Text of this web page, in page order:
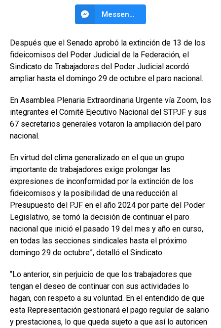
Messenger
Después que el Senado aprobó la extinción de 13 de los
fideicomisos del Poder Judicial de la Federación, el
Sindicato de Trabajadores del Poder Judicial acordó
ampliar hasta el domingo 29 de octubre el paro nacional.
En Asamblea Plenaria Extraordinaria Urgente vía Zoom, los
integrantes el Comité Ejecutivo Nacional del STPJF y sus
67 secretarios generales votaron la ampliación del paro
nacional.
En virtud del clima generalizado en el que un grupo
importante de trabajadores exige prolongar las
expresiones de inconformidad por la extinción de los
fideicomisos y la posibilidad de una reducción al
Presupuesto del PJF en el año 2024 por parte del Poder
Legislativo, se tomó la decisión de continuar el paro
nacional que inició el pasado 19 del mes y año en curso,
en todas las secciones sindicales hasta el próximo
domingo 29 de octubre”, detalló el Sindicato.
“Lo anterior, sin perjuicio de que los trabajadores que
tengan el deseo de continuar con sus actividades lo
hagan, con respeto a su voluntad. En el entendido de que
esta Representación gestionará el pago regular de salario
y prestaciones, lo que queda sujeto a que así lo autoricen